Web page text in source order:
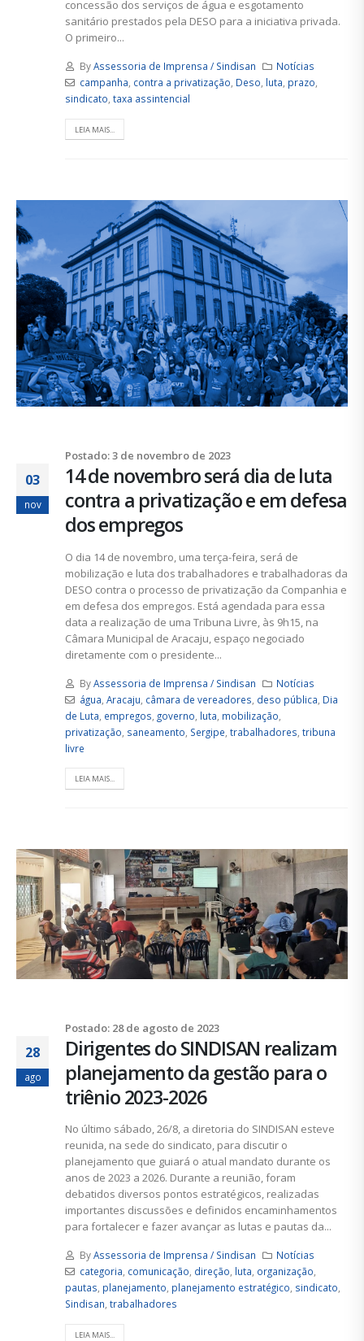
concessão dos serviços de água e esgotamento
sanitário prestados pela DESO para a iniciativa privada.
O primeiro...
ByAssessoria de Imprensa / Sindisan
Notícias
campanha contra a privatização Deso luta prazo
sindicato taxa assintencial
LEIA MAIS...
Postado: 3 de novembro de 2023
03
nov
14 de novembro será dia de luta
contra a privatização e em defesa
dos empregos
O dia 14 de novembro, uma terça-feira, será de
mobilização e luta dos trabalhadores e trabalhadoras da
DESO contra o processo de privatização da Companhia e
em defesa dos empregos. Está agendada para essa
data a realização de uma Tribuna Livre, às 9h15, na
Câmara Municipal de Aracaju, espaço negociado
diretamente com o presidente...
ByAssessoria de Imprensa / Sindisan
Notícias
água Aracaju câmara de vereadores deso pública Dia
de Luta empregos governo luta mobilização
privatização saneamento Sergipe trabalhadores tribuna
livre
LEIA MAIS...
Postado: 28 de agosto de 2023
28
ago
Dirigentes do SINDISAN realizam
planejamento da gestão para o
triênio 2023-2026
No último sábado, 26/8, a diretoria do SINDISAN esteve
reunida, na sede do sindicato, para discutir o
planejamento que guiará o atual mandato durante os
anos de 2023 a 2026. Durante a reunião, foram
debatidos diversos pontos estratégicos, realizadas
importantes discussões e definidos encaminhamentos
para fortalecer e fazer avançar as lutas e pautas da...
ByAssessoria de Imprensa / Sindisan
Notícias
categoria, comunicação, direção, luta, organização,
pautas, planejamento, planejamento estratégico, sindicato,
Sindisan, trabalhadores
LEIA MAIS...